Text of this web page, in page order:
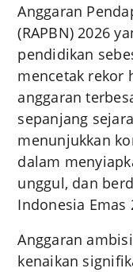
Anggaran
(RAPBN) 2026
pendidikan
mencetak rekor
anggaran
sepanjang
menunjukkan
dalam
unggul, dan
Indonesia Emas
Anggaran
kenaikan